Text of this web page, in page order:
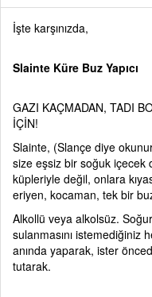
İşte karşınızda,
Slainte Küre Buz Yapıcı
GAZI KAÇMADAN, TADI
İÇİN!
Slainte, (Slançe diye
size eşsiz bir soğuk içecek
küpleriyle değil, onlara
eriyen, kocaman, tek bir
Alkollü veya alkolsüz.
sulanmasını istemediğiniz
anında yaparak, ister
tutarak.